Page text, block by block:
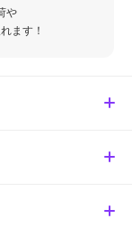
や
ます！